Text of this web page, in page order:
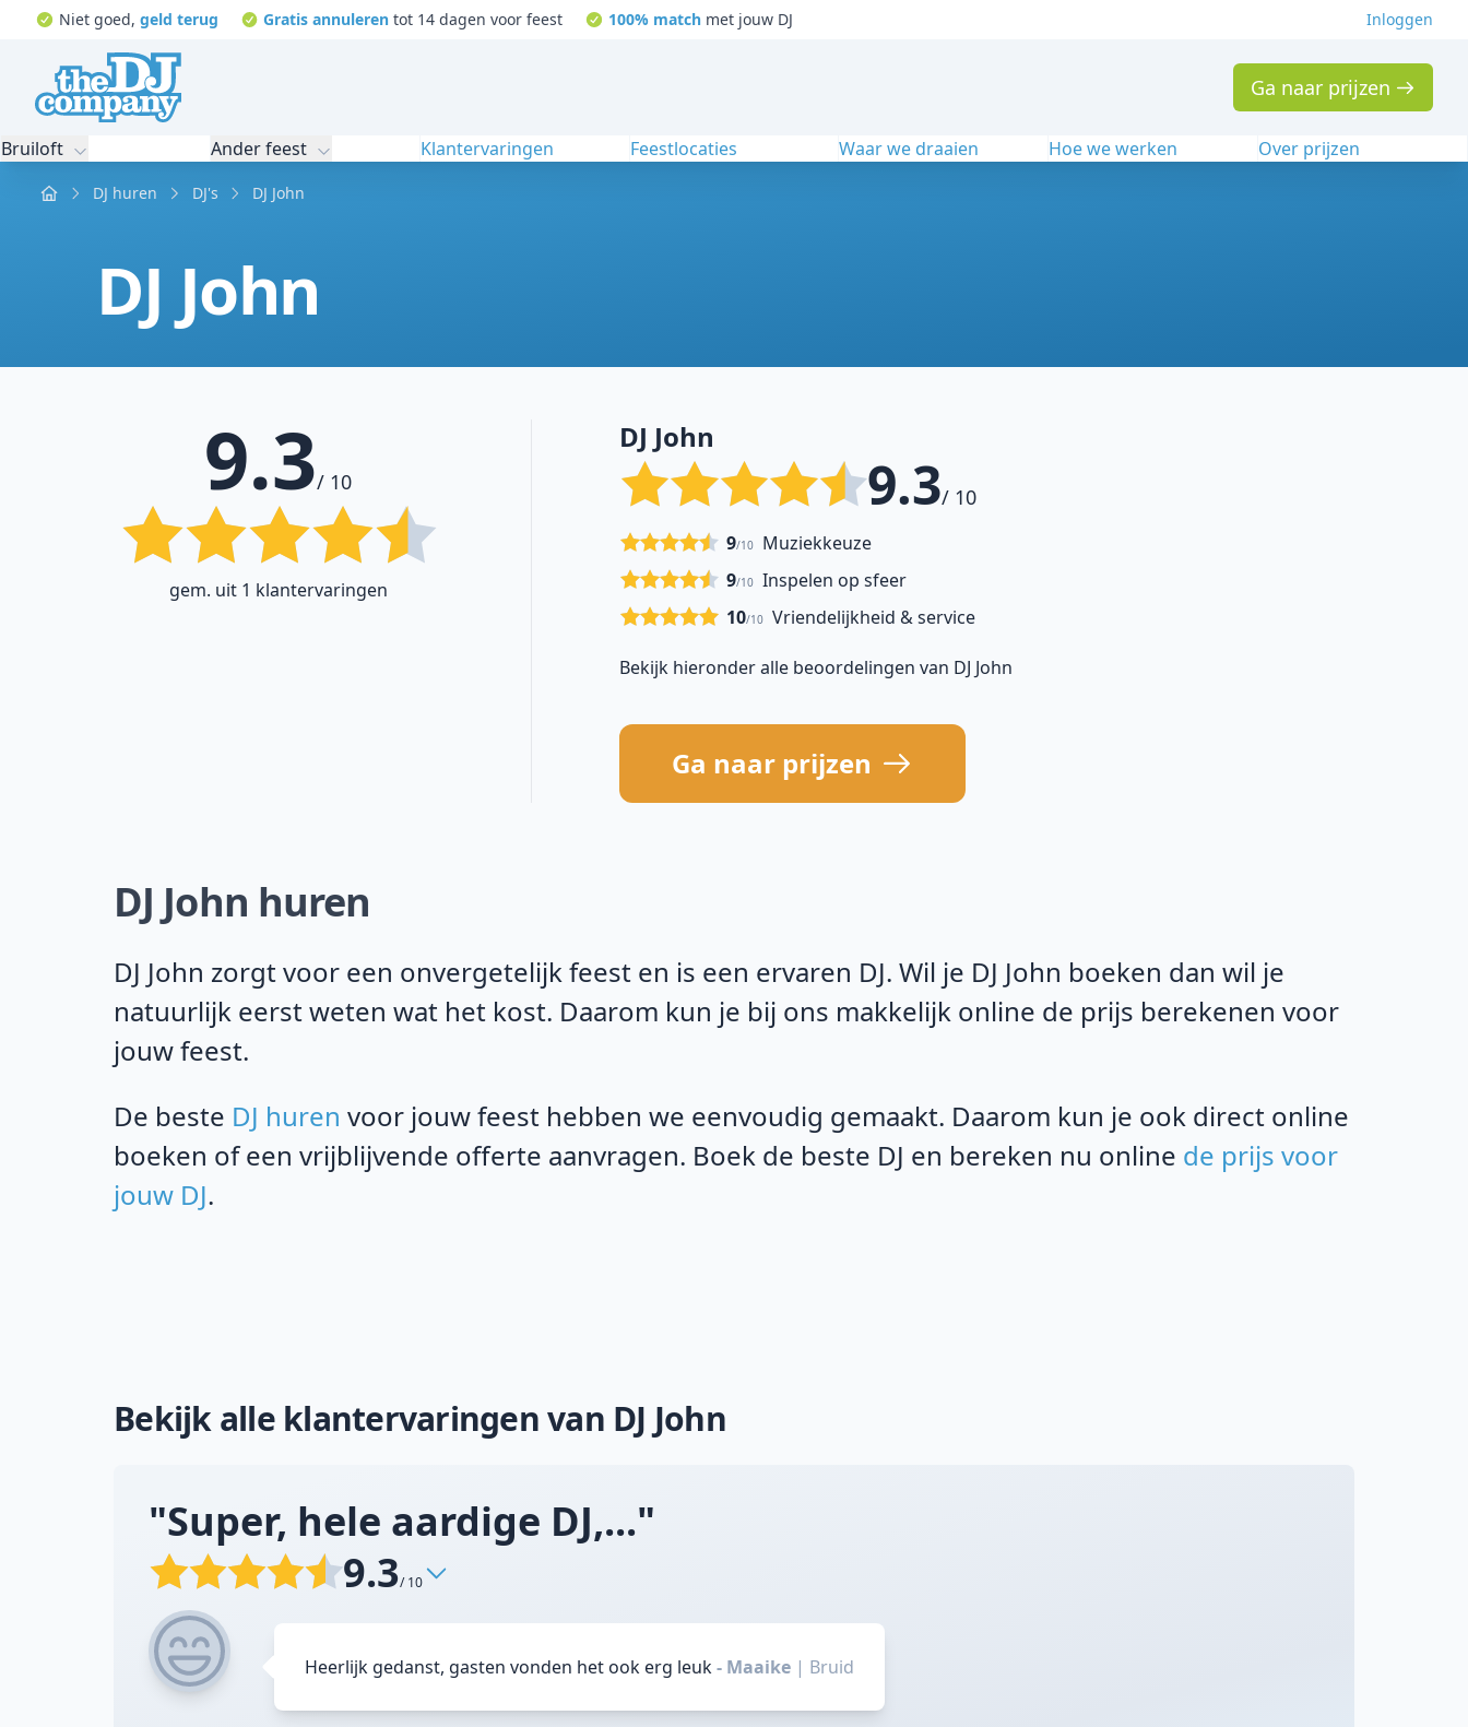
Niet goed, geld terug Gratis annuleren tot 14 dagen voor feest 100% matchmet jouw DJ Inloggen
Ga naar prijzen
Bruiloft Ander feest Klantervaringen Feestlocaties Waar we draaien Hoe we werken Over prijzen
Home DJ huren DJ's DJ John
DJ John
9.3/ 10
gem. uit 1 klantervaringen
DJ John
9.3/ 10
Muziekkeuze
9/10
Inspelen op sfeer
9/10
Vriendelijkheid & service
10/10
Bekijk hieronder alle beoordelingen van DJ John
Ga naar prijzen
DJ John huren
DJ John zorgt voor een onvergetelijk feest en is een ervaren DJ. Wil je DJ John boeken dan wil je
natuurlijk eerst weten wat het kost. Daarom kun je bij ons makkelijk online de prijs berekenen voor
jouw feest.
De beste DJ huren voor jouw feest hebben we eenvoudig gemaakt. Daarom kun je ook direct online
boeken of een vrijblijvende offerte aanvragen. Boek de beste DJ en bereken nu online de prijs voor
jouw DJ.
Bekijk alle klantervaringen van DJ John
"Super, hele aardige DJ,..."
9.3/ 10
Heerlijk gedanst, gasten vonden het ook erg leuk- Maaike | Bruid